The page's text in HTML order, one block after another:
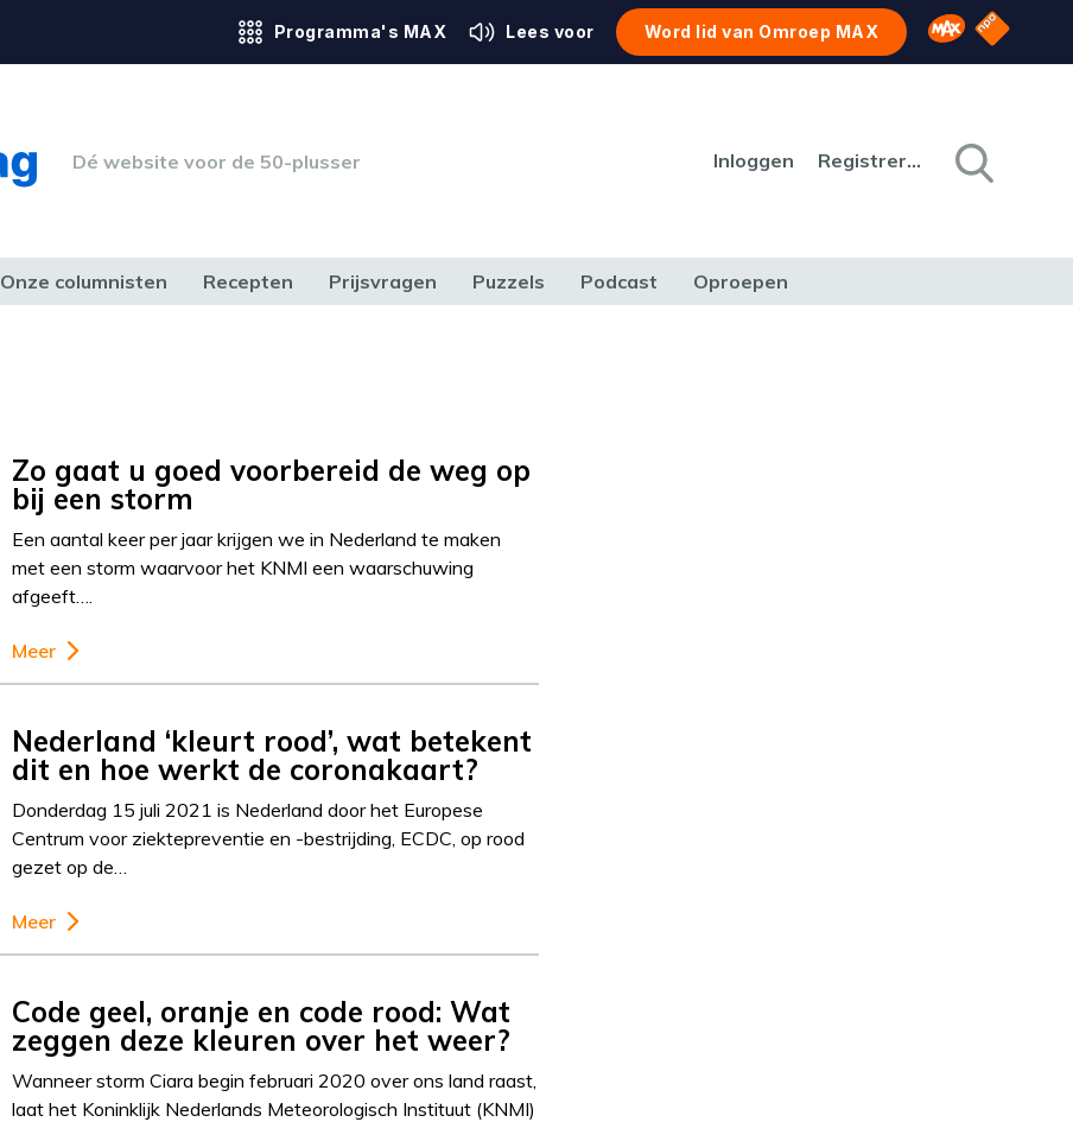
Programma's MAX Lees voor Word lid van Omroep MAX Omroep MAX
NPO
Dé website voor de 50-plusser Inloggen Registreren
Onze columnisten Recepten Prijsvragen Puzzels Podcast Oproepen
Zo gaat u goed voorbereid de weg op
bij een storm
Een aantal keer per jaar krijgen we in Nederland te maken
met een storm waarvoor het KNMI een waarschuwing
afgeeft….
Meer
Nederland ‘kleurt rood’, wat betekent
dit en hoe werkt de coronakaart?
Donderdag 15 juli 2021 is Nederland door het Europese
Centrum voor ziektepreventie en -bestrijding, ECDC, op rood
gezet op de…
Meer
Code geel, oranje en code rood: Wat
zeggen deze kleuren over het weer?
Wanneer storm Ciara begin februari 2020 over ons land raast,
laat het Koninklijk Nederlands Meteorologisch Instituut (KNMI)